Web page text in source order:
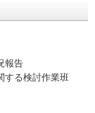
報告
する検討作業班